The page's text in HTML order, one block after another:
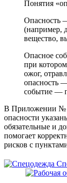
Понятия
Опасность
(например,
вещество,
Опасное
при
ожог,
опасность
событие —
В Приложении №
опасности
обязательные и
помогает
рисков с